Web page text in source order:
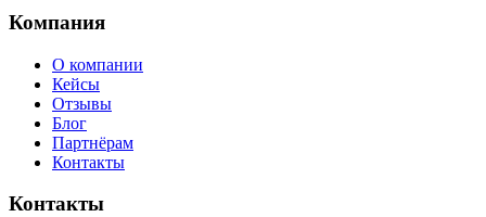
Компания
О компании
Кейсы
Отзывы
Блог
Партнёрам
Контакты
Контакты